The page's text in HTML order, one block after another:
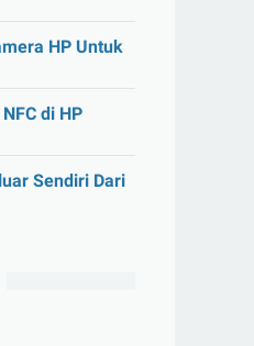
HP Untuk
di HP
Sendiri Dari